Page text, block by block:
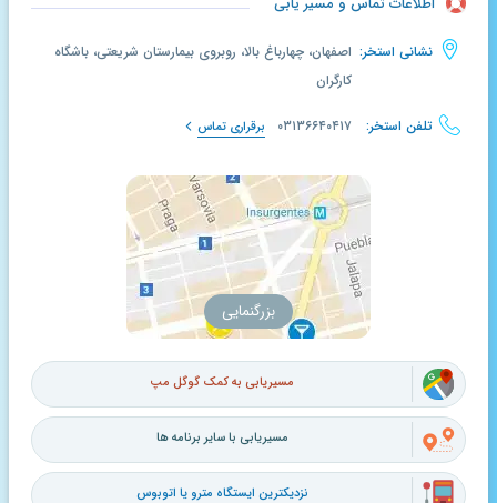
نشانی استخر: اصفهان، چهارباغ بالا، روبروی بیمارستان شریعتی، باشگاه
کارگران
تلفن استخر: ۰۳۱۳۶۶۴۰۴۱۷ برقراری تماس
بزرگنمایی
مسیریابی به کمک گوگل مپ
مسیریابی با سایر برنامه ها
نزدیکترین ایستگاه مترو یا اتوبوس